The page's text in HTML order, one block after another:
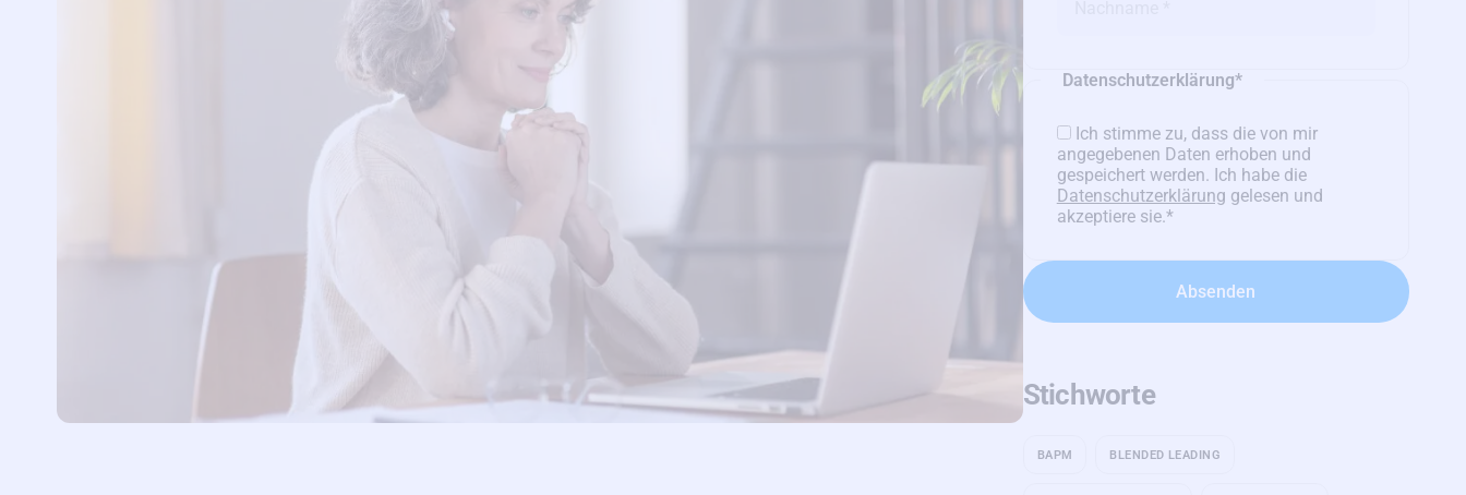
Datenschutzerklärung*
Ich stimme zu, dass die von mir
angegebenen Daten erhoben und
gespeichert werden. Ich habe die
Datenschutzerklärung gelesen und
akzeptiere sie.*
Stichworte
BAPM BLENDED LEADING